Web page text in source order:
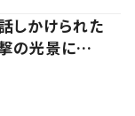
しかけられた
撃の光景に…